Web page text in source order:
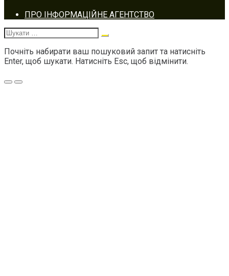
Footer
navigation
ПРО ІНФОРМАЦІЙНЕ АГЕНТСТВО
Шукати:
Почніть набирати ваш пошуковий запит та натисніть
Enter, щоб шукати. Натисніть Esc, щоб відмінити.
Меню